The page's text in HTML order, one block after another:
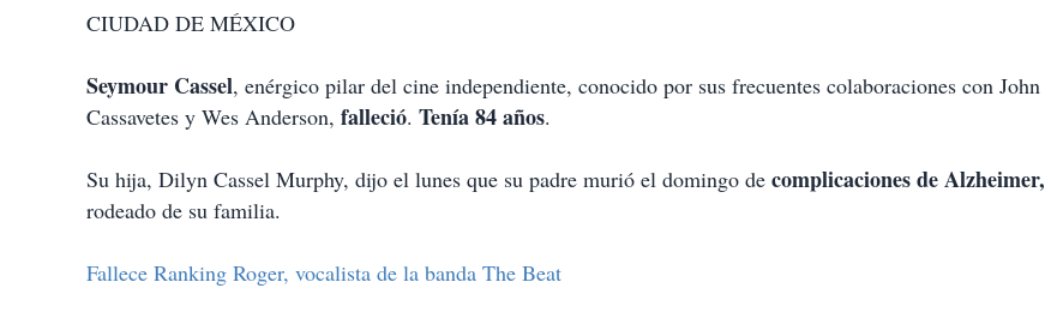
CIUDAD DE MÉXICO
Seymour Cassel, enérgico pilar del cine independiente, conocido por sus frecuentes colaboraciones con John
Cassavetes y Wes Anderson, falleció. Tenía 84 años.
Su hija, Dilyn Cassel Murphy, dijo el lunes que su padre murió el domingo de complicaciones de Alzheimer,
rodeado de su familia.
Fallece Ranking Roger, vocalista de la banda The Beat